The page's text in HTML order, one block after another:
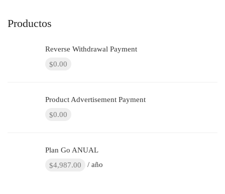
Productos
Reverse Withdrawal Payment
$0.00
Product Advertisement Payment
$0.00
Plan Go ANUAL
$4,987.00 / año